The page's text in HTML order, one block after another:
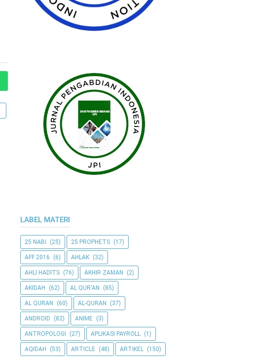
LABEL MATERI
25 NABI (25) 25 PROPHETS (17)
AFF 2016 (6) AHLAK (32)
AHLI HADITS (76) AKHIR ZAMAN (2)
AKIDAH (62) AL QUR'AN (85)
AL QURAN (60) AL-QURAN (37)
ANDROID (82) ANIME (3)
ANTROPOLOGI (27) APLIKASI PAYROLL (1)
AQIDAH (53) ARTICLE (48) ARTIKEL (150)